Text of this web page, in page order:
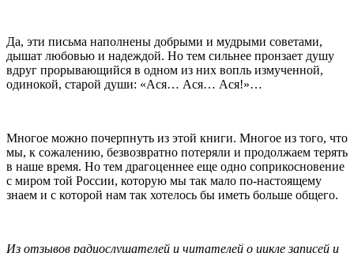
Да, эти письма наполнены добрыми и мудрыми советами,
дышат любовью и надеждой. Но тем сильнее пронзает душу
вдруг прорывающийся в одном из них вопль измученной,
одинокой, старой души: «Ася… Ася… Ася!»…
Многое можно почерпнуть из этой книги. Многое из того, что
мы, к сожалению, безвозвратно потеряли и продолжаем терять
в наше время. Но тем драгоценнее еще одно соприкосновение
с миром той России, которую мы так мало по-настоящему
знаем и с которой нам так хотелось бы иметь больше общего.
Из отзывов радиослушателей и читателей о цикле записей и